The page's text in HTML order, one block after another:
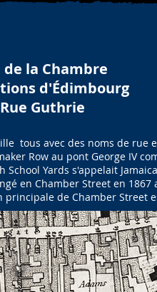
de la Chambre
d'Édimbourg
Rue Guthrie
tous avec des noms de rue
Row au pont George IV
Yards s'appelait
en Chamber Street en
de Chamber Street